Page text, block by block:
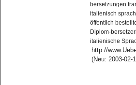
bersetzungen
italienisch
öffentlich
Diplom-
italienische
http://
(Neu: 2003-02-